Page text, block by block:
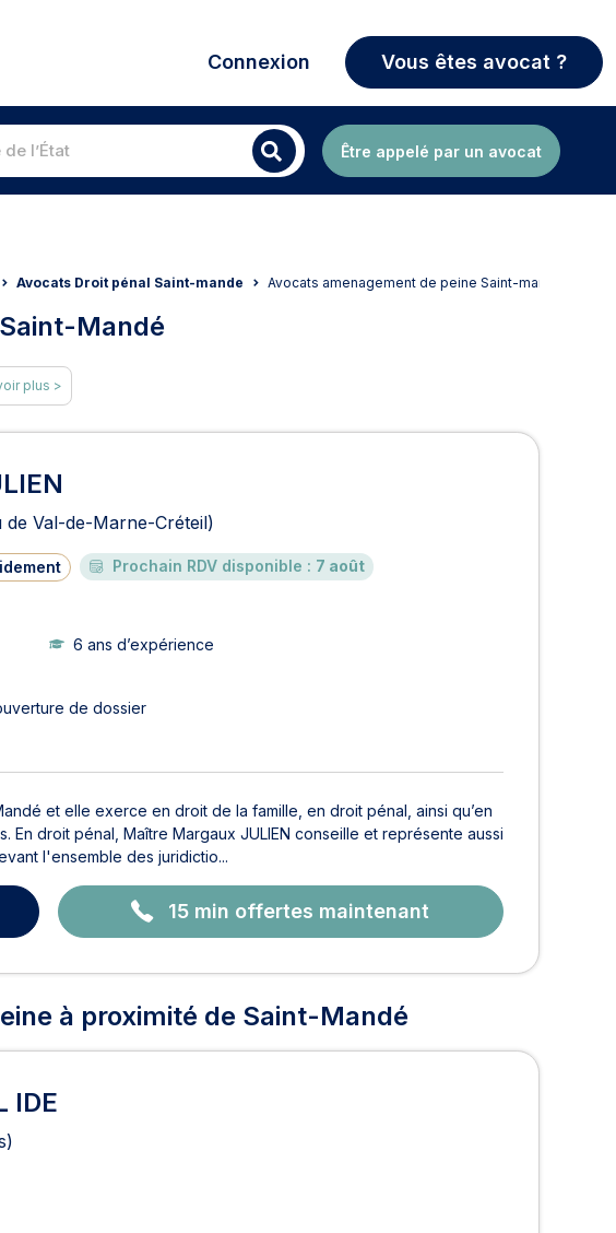
Connexion Vous êtes avocat ?
l’État Être appelé par un avocat
Avocats Droit pénal Saint-mande Avocats amenagement de peine Saint-mande
Mandé
plus >
peine à Saint-Mandé
de Val-de-Marne-Créteil)
Prochain RDV disponible : 7 août
6 ans d’expérience
de dossier
et elle exerce en droit de la famille, en droit pénal, ainsi qu’en
droit pénal, Maître Margaux JULIEN conseille et représente aussi
l'ensemble des juridictio...
15 min offertes maintenant
à proximité de Saint-Mandé
IDE